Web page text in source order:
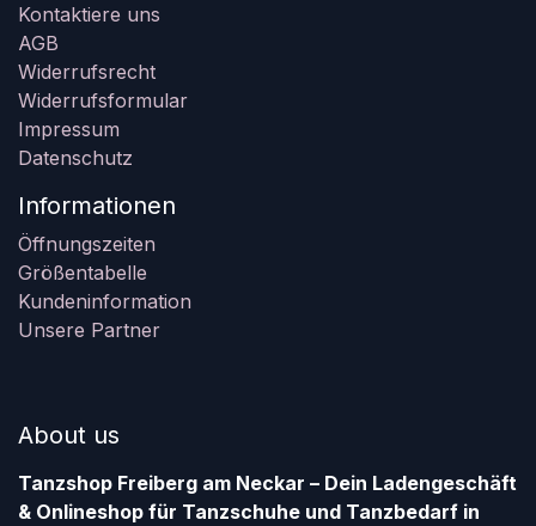
Kontaktiere uns
AGB
Widerrufsrecht
Widerrufsformular
Impressum
Datenschutz
Informationen
Öffnungszeiten
Größentabelle
Kundeninformation
Unsere Partner
About us
Tanzshop Freiberg am Neckar – Dein Ladengeschäft
& Onlineshop für Tanzschuhe und Tanzbedarf in